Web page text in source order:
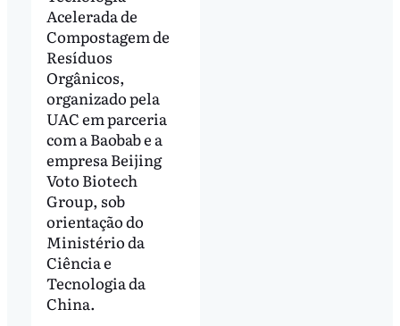
Acelerada de
Compostagem de
Resíduos
Orgânicos,
organizado pela
UAC em parceria
com a Baobab e a
empresa Beijing
Voto Biotech
Group, sob
orientação do
Ministério da
Ciência e
Tecnologia da
China.